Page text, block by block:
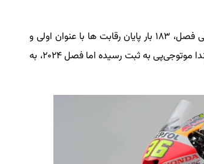
در این سه دهه ای که رپسول اسپانسر هوندا بوده، ۱۵ دوره قهرمانی فصل، ۱۸۳ بار پایان رقابت ها با عنوان اولی و
۴۵۵ بار حضور در پودیوم (جایگاه اول تا سوم رقابت) توسط تیم هوندا موتوجی‌پی به ثبت رسیده اما فصل ۲۰۲۴، به